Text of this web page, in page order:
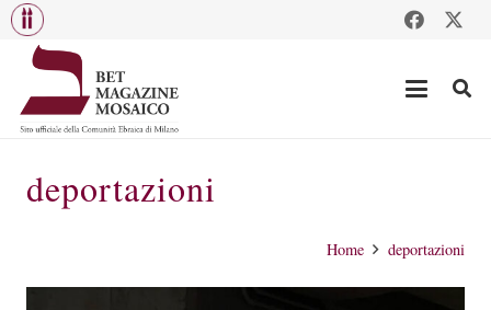
deportazioni
Home deportazioni